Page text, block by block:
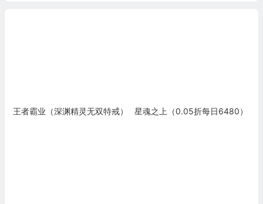
王者霸业（深渊精灵无双特戒） 星魂之上（0.05折每日6480）